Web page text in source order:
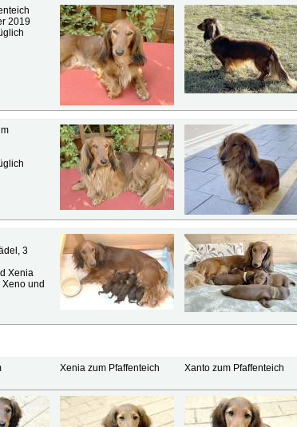
2019
3
Xenia
und
Xenia zum Pfaffenteich Xanto zum Pfaffenteich